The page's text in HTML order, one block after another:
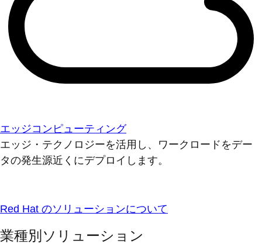
エッジコンピューティング
エッジ・テクノロジーを活用し、ワークロードをデー
タの発生源近くにデプロイします。
Red Hat のソリューションについて
業種別ソリューション